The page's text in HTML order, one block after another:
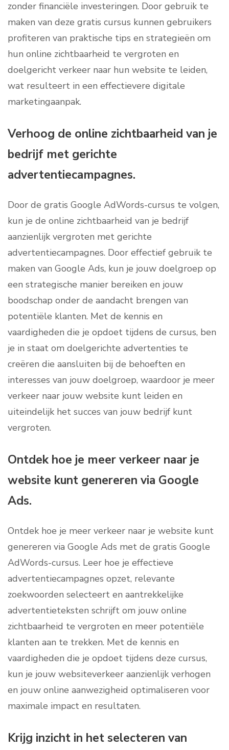
zonder financiële investeringen. Door gebruik te
maken van deze gratis cursus kunnen gebruikers
profiteren van praktische tips en strategieën om
hun online zichtbaarheid te vergroten en
doelgericht verkeer naar hun website te leiden,
wat resulteert in een effectievere digitale
marketingaanpak.
Verhoog de online zichtbaarheid van je
bedrijf met gerichte
advertentiecampagnes.
Door de gratis Google AdWords-cursus te volgen,
kun je de online zichtbaarheid van je bedrijf
aanzienlijk vergroten met gerichte
advertentiecampagnes. Door effectief gebruik te
maken van Google Ads, kun je jouw doelgroep op
een strategische manier bereiken en jouw
boodschap onder de aandacht brengen van
potentiële klanten. Met de kennis en
vaardigheden die je opdoet tijdens de cursus, ben
je in staat om doelgerichte advertenties te
creëren die aansluiten bij de behoeften en
interesses van jouw doelgroep, waardoor je meer
verkeer naar jouw website kunt leiden en
uiteindelijk het succes van jouw bedrijf kunt
vergroten.
Ontdek hoe je meer verkeer naar je
website kunt genereren via Google
Ads.
Ontdek hoe je meer verkeer naar je website kunt
genereren via Google Ads met de gratis Google
AdWords-cursus. Leer hoe je effectieve
advertentiecampagnes opzet, relevante
zoekwoorden selecteert en aantrekkelijke
advertentieteksten schrijft om jouw online
zichtbaarheid te vergroten en meer potentiële
klanten aan te trekken. Met de kennis en
vaardigheden die je opdoet tijdens deze cursus,
kun je jouw websiteverkeer aanzienlijk verhogen
en jouw online aanwezigheid optimaliseren voor
maximale impact en resultaten.
Krijg inzicht in het selecteren van